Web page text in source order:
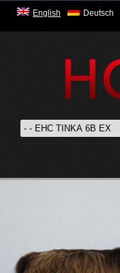
English Deutsch